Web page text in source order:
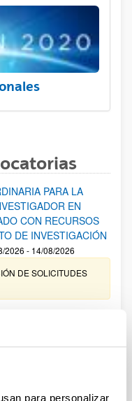
para personalizar
PARA LA
EN
CON RECURSOS
DE INVESTIGACIÓN
2026 - 14/08/2026
DE SOLICITUDES
y renovación de
en la
provisional de
2026: Relación